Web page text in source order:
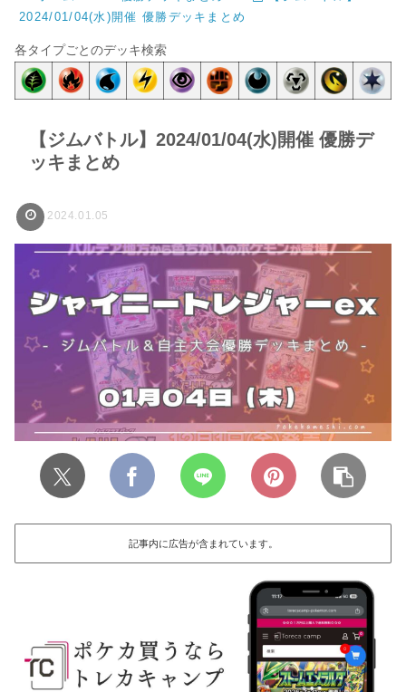
2024/01/04(水)開催 優勝デッキまとめ
各タイプごとのデッキ検索
【ジムバトル】2024/01/04(水)開催 優勝デ
ッキまとめ
2024.01.05
記事内に広告が含まれています。